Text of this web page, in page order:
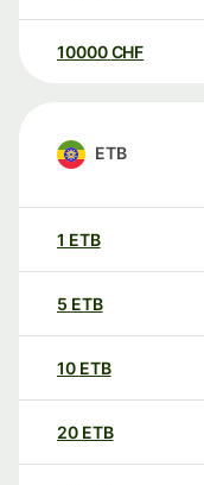
10000 CHF
ETB
1 ETB
5 ETB
10 ETB
20 ETB